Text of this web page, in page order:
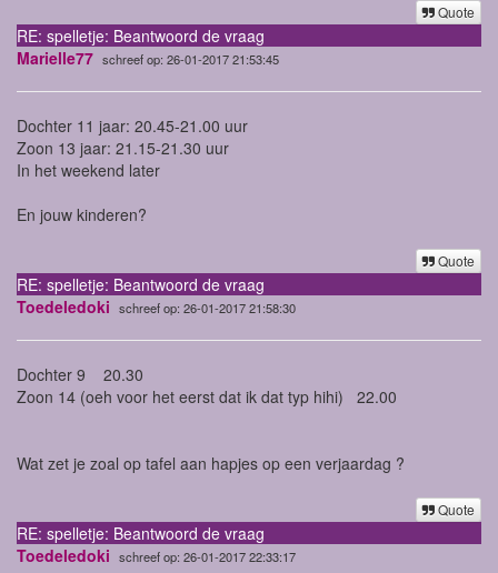
Quote
RE: spelletje: Beantwoord de vraag
Marielle77 schreef op: 26-01-2017 21:53:45
Dochter 11 jaar: 20.45-21.00 uur
Zoon 13 jaar: 21.15-21.30 uur
In het weekend later
En jouw kinderen?
Quote
RE: spelletje: Beantwoord de vraag
Toedeledoki schreef op: 26-01-2017 21:58:30
Dochter 9 20.30
Zoon 14 (oeh voor het eerst dat ik dat typ hihi) 22.00
Wat zet je zoal op tafel aan hapjes op een verjaardag ?
Quote
RE: spelletje: Beantwoord de vraag
Toedeledoki schreef op: 26-01-2017 22:33:17